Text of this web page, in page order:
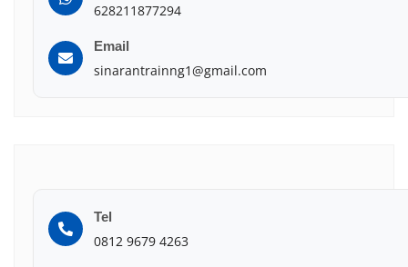
628211877294
Email
sinarantrainng1@gmail.com
Tel
0812 9679 4263